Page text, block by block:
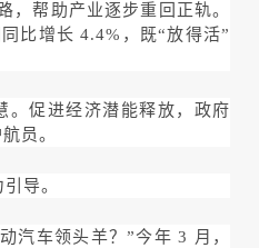
，帮助产业逐步重回正轨。
比增长 4.4%，既“放得活”
。促进经济潜能释放，政府
员。
导。
汽车领头羊？”今年 3 月，